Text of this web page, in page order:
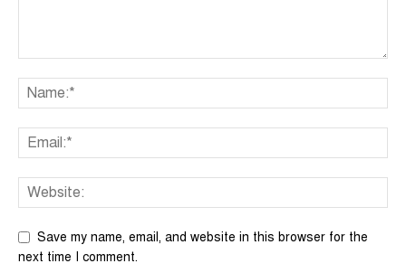
Save my name, email, and website in this browser for the
next time I comment.